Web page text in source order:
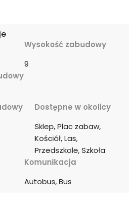
Wysokość zabudowy
9
Dostępne w okolicy
Sklep, Plac zabaw,
Kościół, Las,
Przedszkole, Szkoła
Komunikacja
Autobus, Bus